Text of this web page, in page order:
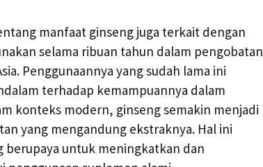
manfaat ginseng juga terkait dengan
selama ribuan tahun dalam pengobatan
Penggunaannya yang sudah lama ini
terhadap kemampuannya dalam
konteks modern, ginseng semakin menjadi
yang mengandung ekstraknya. Hal ini
berupaya untuk meningkatkan dan